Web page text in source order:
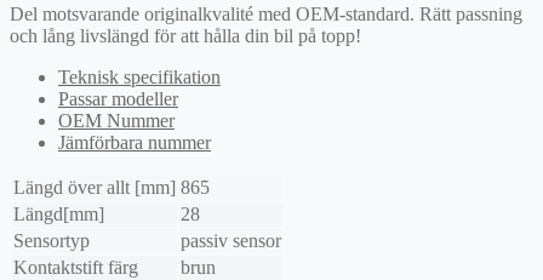
Del motsvarande originalkvalité med OEM-standard. Rätt passning
och lång livslängd för att hålla din bil på topp!
Teknisk specifikation
Passar modeller
OEM Nummer
Jämförbara nummer
Längd över allt [mm] 865
Längd[mm]
28
Sensortyp
passiv sensor
Kontaktstift färg
brun